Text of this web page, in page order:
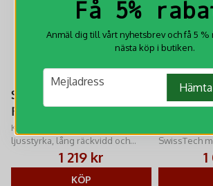
SwissTech Toll
Ficklampa 1000 lm
Kraftfull ficklampa med 1000 lm
ljusstyrka, lång räckvidd och
robust design för jakt och
friluftsliv.
1 219 kr
KÖP
SwissTech
headlamp
friluftsliv.
Få 5%
Anmäl dig till vårt nyhetsbrev och få 5 %
nästa köp i butiken.
email
Mejladress